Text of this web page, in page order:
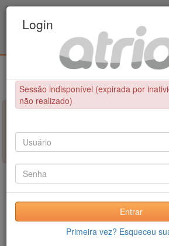
Civil / UPE
NÃO FOI POSSÍVEL CONCLUIR A
Sessão indisponível (expirada por
realizado)
Login
Sessão indisponível (expirada por
não realizado)
Entrar
Primeira vez? Esqueceu